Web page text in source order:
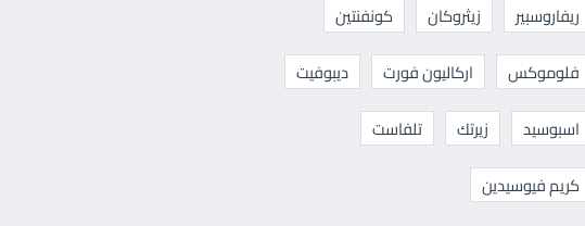
ريفاروسبير
زيثروكان
كونفنتين
فلوموكس
اركاليون فورت
ديبوفيت
اسبوسيد
زيرتك
تلفاست
كريم فيوسيدين